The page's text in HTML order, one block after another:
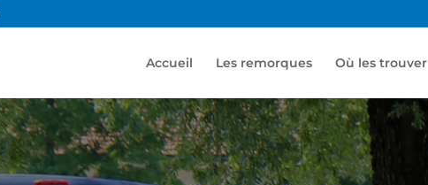
Accueil Les remorques Où les trouver